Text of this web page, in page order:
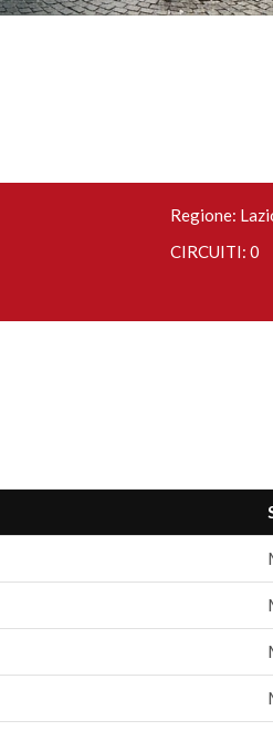
Regione:
CIRCUITI: 0